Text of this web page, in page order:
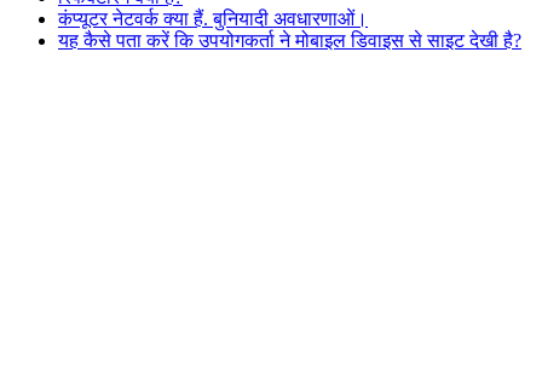
कंप्यूटर नेटवर्क क्या हैं. बुनियादी अवधारणाओं।
यह कैसे पता करें कि उपयोगकर्ता ने मोबाइल डिवाइस से साइट देखी है?